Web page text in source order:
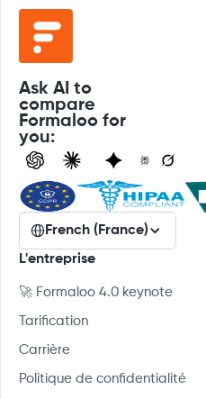
Ask AI to
compare
Formaloo for
you:
French (France)
L'entreprise
🚀 Formaloo 4.0 keynote
Tarification
Carrière
Politique de confidentialité